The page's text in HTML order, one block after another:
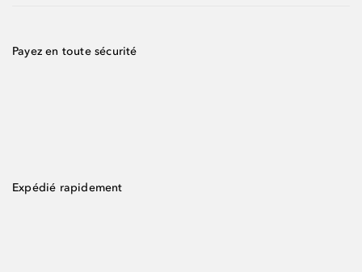
Payez en toute sécurité
Expédié rapidement